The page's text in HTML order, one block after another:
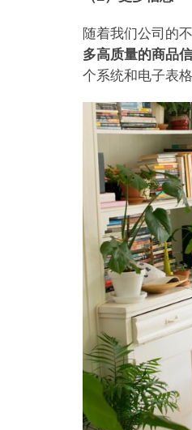
随着我们公司的
多高质量的商品
个系统和电子表